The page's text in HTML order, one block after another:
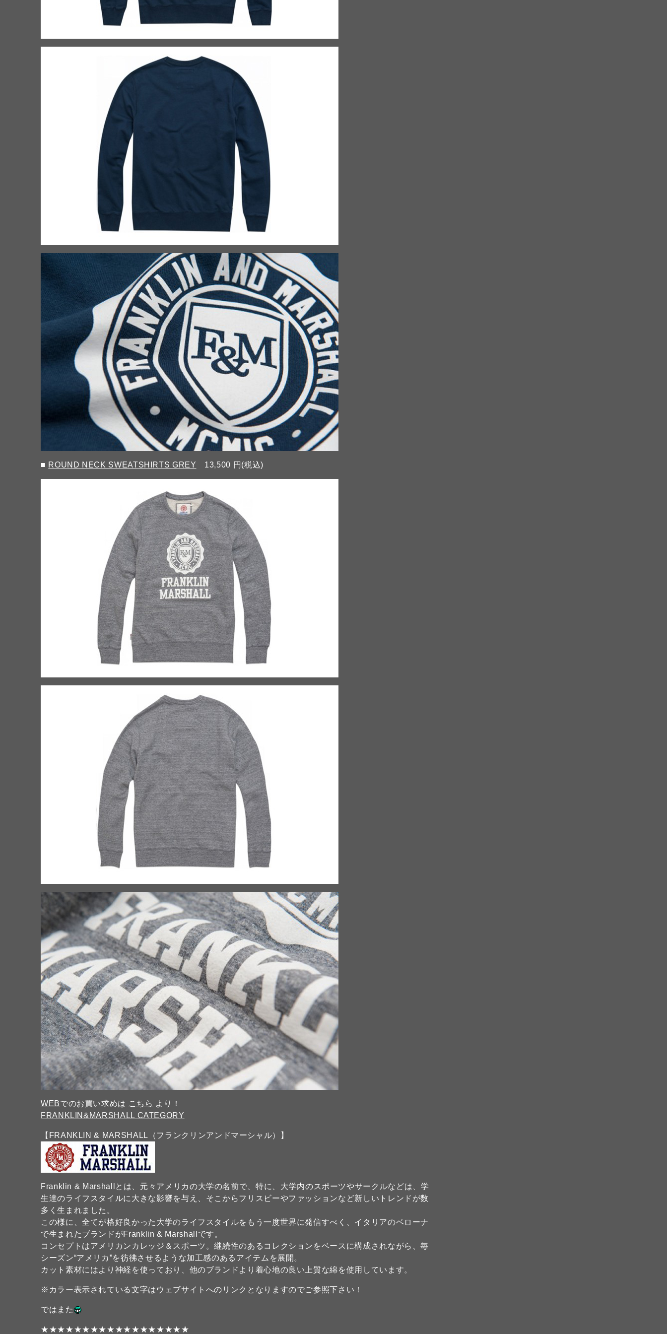
■ ROUND NECK SWEATSHIRTS GREY 13,500 円(税込)
WEBでのお買い求めは こちら より！
FRANKLIN&MARSHALL CATEGORY
【FRANKLIN & MARSHALL（フランクリンアンドマーシャル）】
Franklin & Marshallとは、元々アメリカの大学の名前で、特に、大学内のスポーツやサークルなどは、学
生達のライフスタイルに大きな影響を与え、そこからフリスビーやファッションなど新しいトレンドが数
多く生まれました。
この様に、全てが格好良かった大学のライフスタイルをもう一度世界に発信すべく、イタリアのベローナ
で生まれたブランドがFranklin & Marshallです。
コンセプトはアメリカンカレッジ＆スポーツ。継続性のあるコレクションをベースに構成されながら、毎
シーズン“アメリカ”を彷彿させるような加工感のあるアイテムを展開。
カット素材にはより神経を使っており、他のブランドより着心地の良い上質な綿を使用しています。
※カラー表示されている文字はウェブサイトへのリンクとなりますのでご参照下さい！
ではまた
★★★★★★★★★★★★★★★★★★